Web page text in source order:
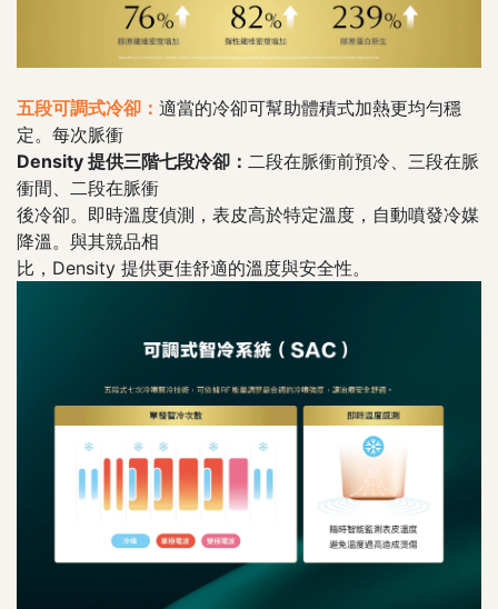
五段可調式冷卻： 適當的冷卻可幫助體積式加熱更均勻穩
定。每次脈衝
Density 提供三階七段冷卻： 二段在脈衝前預冷、三段在脈
衝間、二段在脈衝
後冷卻。即時溫度偵測，表皮高於特定溫度，自動噴發冷媒
降溫。與其競品相
比，Density 提供更佳舒適的溫度與安全性。